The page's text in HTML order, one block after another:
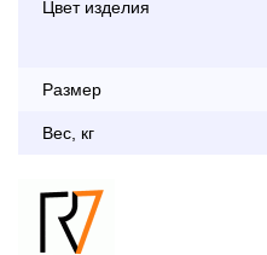
Цвет изделия
Размер
Вес, кг
дни с 8:30 до 18:00
Доставка по Московской
До 90 000 руб.